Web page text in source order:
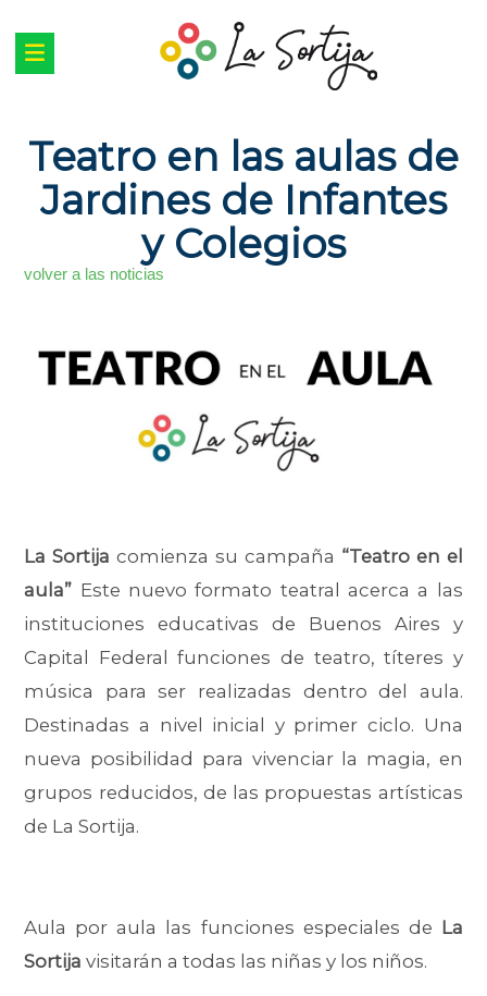
Teatro en las aulas de
Jardines de Infantes
y Colegios
volver a las noticias
La Sortija comienza su campaña “Teatro en el
aula” Este nuevo formato teatral acerca a las
instituciones educativas de Buenos Aires y
Capital Federal funciones de teatro, títeres y
música para ser realizadas dentro del aula.
Destinadas a nivel inicial y primer ciclo. Una
nueva posibilidad para vivenciar la magia, en
grupos reducidos, de las propuestas artísticas
de La Sortija.
Aula por aula las funciones especiales de La
Sortija visitarán a todas las niñas y los niños.